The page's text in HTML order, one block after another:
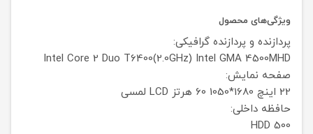
ویژگی‌های محصول
پردازنده و پردازنده گرافیکی:
Intel Core 2 Duo T6400(2.0GHz) Intel GMA 4500MHD
صفحه نمایش:
22 اینچ
1680*1050 60 هرتز LCD لمسی
حافظه داخلی:
HDD 500